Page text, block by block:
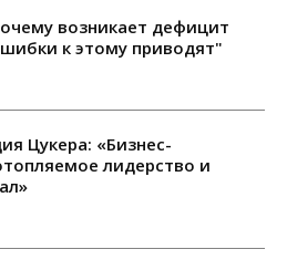
возникает дефицит
к этому приводят"
Цукера: «Бизнес-
лидерство и